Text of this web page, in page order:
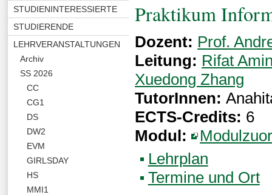
STUDIENINTERESSIERTE
STUDIERENDE
LEHRVERANSTALTUNGEN
Archiv
SS 2026
CC
CG1
DS
DW2
EVM
GIRLSDAY
HS
MMI1
Praktikum
Dozent: Prof.
Leitung: Rifat
Xuedong Zhang
TutorInnen:
ECTS-Credits: 6
Modul:
Lehrplan
Termine und Ort